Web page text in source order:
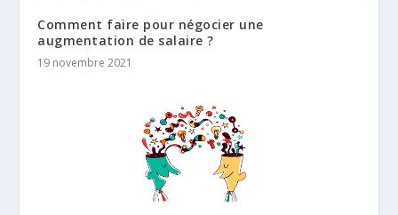
Comment faire pour négocier une
augmentation de salaire ?
19 novembre 2021